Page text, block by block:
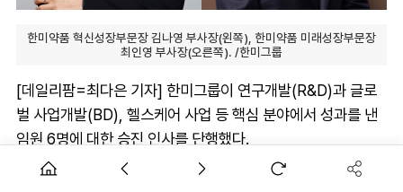
한미약품 혁신성장부문장 김나영 부사장(왼쪽), 한미약품 미래성장부문장
최인영 부사장(오른쪽). /한미그룹
[데일리팜=최다은 기자] 한미그룹이 연구개발(R&D)과 글로
벌 사업개발(BD), 헬스케어 사업 등 핵심 분야에서 성과를 낸
임원 6명에 대한 승진 인사를 단행했다.
한미그룹은 1일 하반기 정기 임원인사를 실시했다고 밝혔다.